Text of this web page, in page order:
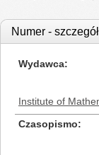
Numer -
Wydawca
Institute of
Czasopismo